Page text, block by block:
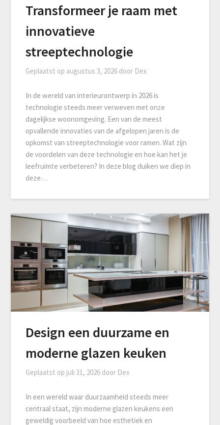
Transformeer je raam met
innovatieve
streeptechnologie
Geplaatst op augustus 3, 2026 door Dex
In de wereld van interieurontwerp in 2026 is
technologie steeds meer verweven met onze
dagelijkse woonomgeving. Een van de meest
opvallende innovaties van de afgelopen jaren is de
opkomst van streeptechnologie voor ramen. Wat zijn
de voordelen van deze technologie en hoe kan het je
leefruimte verbeteren? In deze blog duiken we diep in
deze…
Design een duurzame en
moderne glazen keuken
Geplaatst op juli 31, 2026 door Dex
In een wereld waar duurzaamheid steeds meer
centraal staat, zijn moderne glazen keukens een
geweldig voorbeeld van hoe esthetiek en